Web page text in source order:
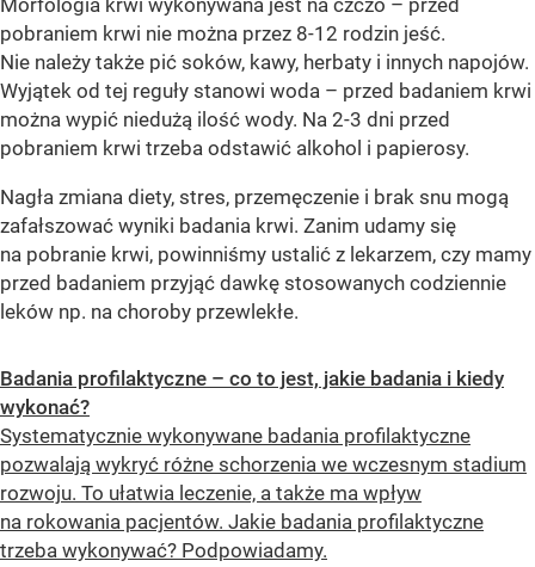
pobraniem krwi nie można przez 8-12 rodzin jeść.
Nie należy także pić soków, kawy, herbaty i innych napojów.
Wyjątek od tej reguły stanowi woda – przed badaniem krwi
można wypić niedużą ilość wody. Na 2-3 dni przed
pobraniem krwi trzeba odstawić alkohol i papierosy.
Nagła zmiana diety, stres, przemęczenie i brak snu mogą
zafałszować wyniki badania krwi. Zanim udamy się
na pobranie krwi, powinniśmy ustalić z lekarzem, czy mamy
przed badaniem przyjąć dawkę stosowanych codziennie
leków np. na choroby przewlekłe.
Badania profilaktyczne – co to jest, jakie badania i kiedy
wykonać?
Systematycznie wykonywane badania profilaktyczne
pozwalają wykryć różne schorzenia we wczesnym stadium
rozwoju. To ułatwia leczenie, a także ma wpływ
na rokowania pacjentów. Jakie badania profilaktyczne
trzeba wykonywać? Podpowiadamy.